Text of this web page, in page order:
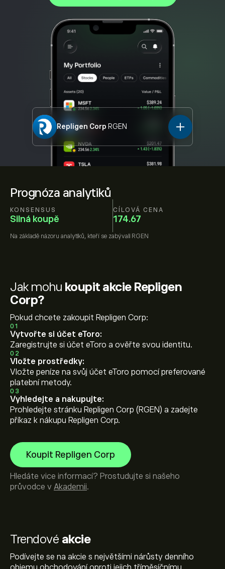
Prognóza analytiků
KONSENSUS
Silná koupě
CÍLOVÁ CENA
174.67
Na základě názoru analytiků, kteří se zabývali RGEN
Repligen Corp RGEN
Trendové akcie
Podívejte se na akcie s největšími nárůsty denního
Jak mohu koupit akcie Repligen
Corp?
Pokud chcete zakoupit Repligen Corp:
01
Vytvořte si účet eToro:
Zaregistrujte si účet eToro a ověřte svou identitu.
02
Vložte prostředky:
Vložte peníze na svůj účet eToro pomocí preferované
platební metody.
03
Vyhledejte a nakupujte:
Prohledejte stránku Repligen Corp (RGEN) a zadejte
příkaz k nákupu Repligen Corp.
Koupit Repligen Corp
Hledáte vice informací? Prostudujte si našeho
průvodce v Akademii.